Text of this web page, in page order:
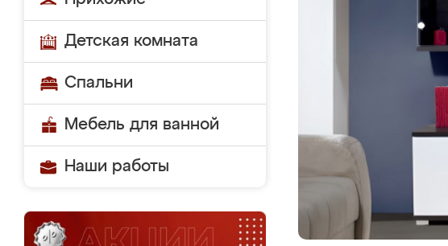
Детская комната
Спальни
Мебель для ванной
Наши работы